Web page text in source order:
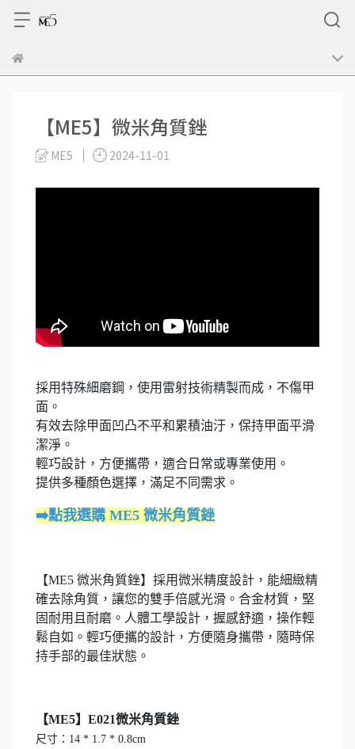
【ME5】微米角質銼
ME5 2024-11-01
採用特殊細磨鋼，使用雷射技術精製而成，不傷甲
面。
有效去除甲面凹凸不平和累積油汙，保持甲面平滑
潔淨。
輕巧設計，方便攜帶，適合日常或專業使用。
提供多種顏色選擇，滿足不同需求。
➡️點我選購 ME5 微米角質銼
【ME5 微米角質銼】採用微米精度設計，能細緻精
確去除角質，讓您的雙手倍感光滑。合金材質，堅
固耐用且耐磨。人體工學設計，握感舒適，操作輕
鬆自如。輕巧便攜的設計，方便隨身攜帶，隨時保
持手部的最佳狀態。
【ME5】E021微米角質銼
尺寸：14 * 1.7 * 0.8cm